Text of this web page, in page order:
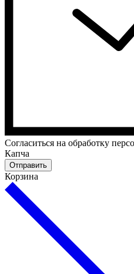
Cогласиться на обработку
Капча
Отправить
Корзина